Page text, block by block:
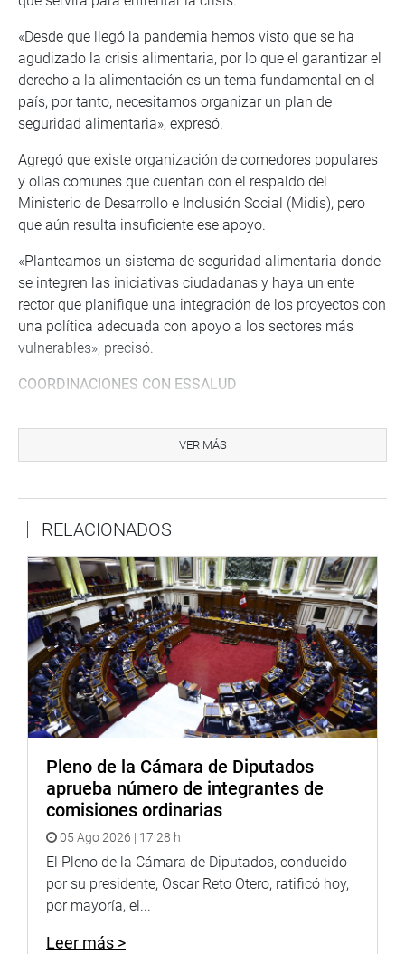
«Desde que llegó la pandemia hemos visto que se ha
agudizado la crisis alimentaria, por lo que el garantizar el
derecho a la alimentación es un tema fundamental en el
país, por tanto, necesitamos organizar un plan de
seguridad alimentaria», expresó.
Agregó que existe organización de comedores populares
y ollas comunes que cuentan con el respaldo del
Ministerio de Desarrollo e Inclusión Social (Midis), pero
que aún resulta insuficiente ese apoyo.
«Planteamos un sistema de seguridad alimentaria donde
se integren las iniciativas ciudadanas y haya un ente
rector que planifique una integración de los proyectos con
una política adecuada con apoyo a los sectores más
vulnerables», precisó.
COORDINACIONES CON ESSALUD
despacho se encuentra en constante coordinación con
EsSalud para impulsar la atención de asuntos pendientes
región Cajamarca una de las prioridades es hacer la
intermediación para atender las necesidades de salud.
«Nuestra región es una de las que tiene mayor cantidad
de contagios por la variante brasilera (…) hay mayor
fuerza de la acción del virus en Jaén y Chota, por eso, hay
que resolver tres temas importantes: dotación de oxígeno,
implementación de camas UCI y mejorar el tema de la
vacunación», aseguró.
OFICINA DE COMUNICACIONES
VER MÁS
RELACIONADOS
Pleno de la Cámara de Diputados
aprueba número de integrantes de
comisiones ordinarias
05 Ago 2026 | 17:28 h
El Pleno de la Cámara de Diputados, conducido
por su presidente, Oscar Reto Otero, ratificó hoy,
por mayoría, el...
Leer más >